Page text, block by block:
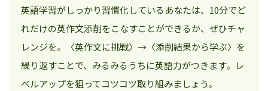
英語学習がしっかり習慣化しているあなたは、10分でど
れだけの英作文添削をこなすことができるか、ぜひチャ
レンジを。〈英作文に挑戦〉→〈添削結果から学ぶ〉を
繰り返すことで、みるみるうちに英語力がつきます。レ
ベルアップを狙ってコツコツ取り組みましょう。